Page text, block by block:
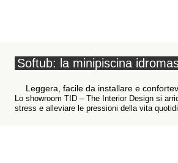
Softub: la minipiscina
Leggera, facile da installare e
Lo showroom TID – The Interior Design si
stress e alleviare le pressioni della vita